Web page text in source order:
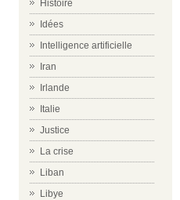
Histoire
Idées
Intelligence artificielle
Iran
Irlande
Italie
Justice
La crise
Liban
Libye